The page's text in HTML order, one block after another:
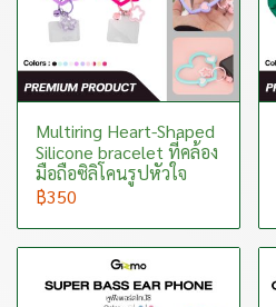
Multiring Heart-Shaped
Silicone bracelet ที่คล้อง
มือถือซิลิโคนรูปหัวใจ
฿350